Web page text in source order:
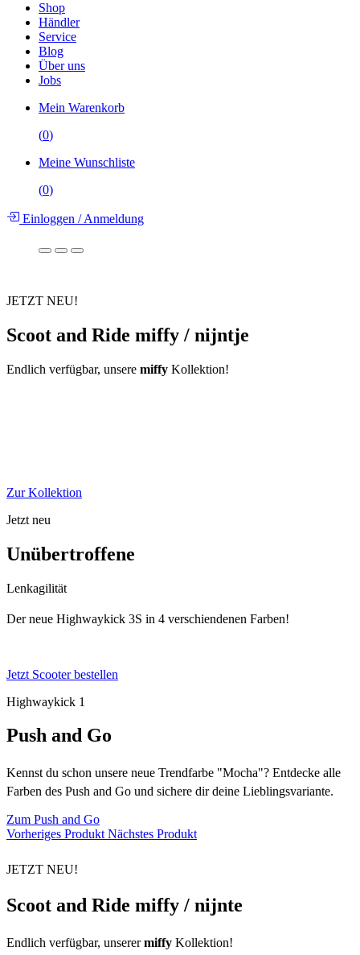
Shop
Händler
Service
Blog
Über uns
Jobs
Mein Warenkorb
(0)
Meine Wunschliste
(0)
Einloggen /Anmeldung
JETZT NEU!
Scoot and Ride miffy / nijntje
Endlich verfügbar, unsere miffy Kollektion!
Zur Kollektion
Jetzt neu
Unübertroffene
Lenkagilität
Der neue Highwaykick 3S in 4 verschiendenen Farben!
Jetzt Scooter bestellen
Highwaykick 1
Push and Go
Kennst du schon unsere neue Trendfarbe "Mocha"? Entdecke alle
Farben des Push and Go und sichere dir deine Lieblingsvariante.
Zum Push and Go
Vorheriges Produkt Nächstes Produkt
JETZT NEU!
Scoot and Ride miffy / nijnte
Endlich verfügbar, unserermiffy Kollektion!